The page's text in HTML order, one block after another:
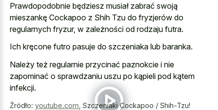
Prawdopodobnie będziesz musiał zabrać swoją
mieszankę Cockapoo z Shih Tzu do fryzjerów do
regularnych fryzur, w zależności od rodzaju futra.
Ich kręcone futro pasuje do szczeniaka lub baranka.
Należy też regularnie przycinać paznokcie i nie
zapominać o sprawdzaniu uszu po kąpieli pod kątem
infekcji.
Źródło: youtube.com Szczeniaki Cockapoo / Shih-Tzu!